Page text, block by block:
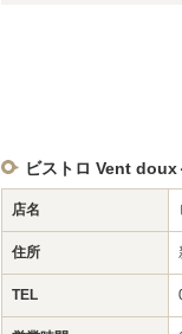
ビストロ Vent doux
店名
住所
TEL